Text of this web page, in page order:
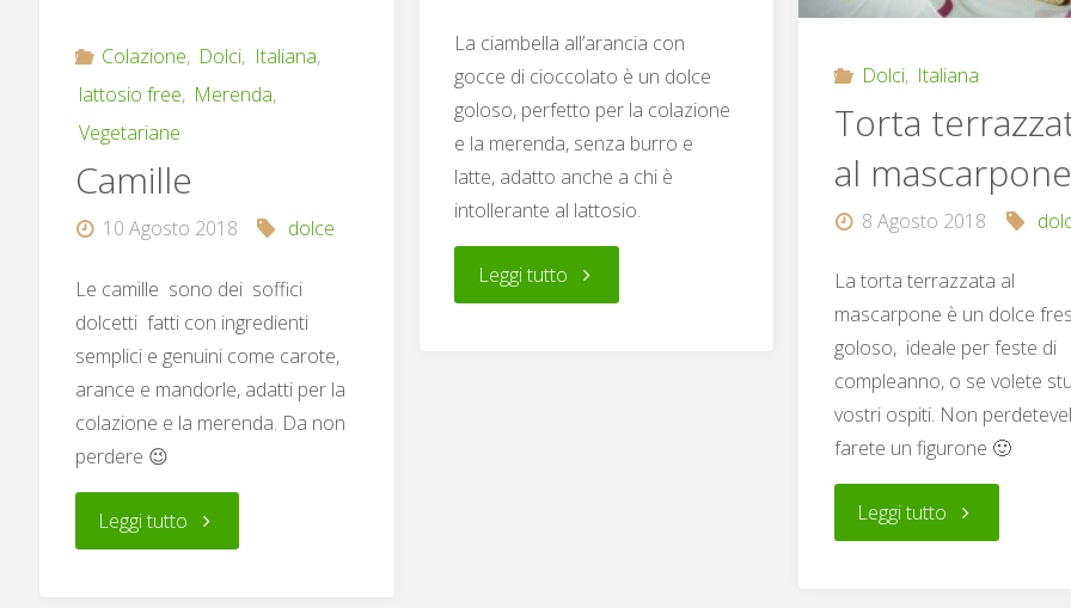
La ciambella all’arancia con
gocce di cioccolato è un dolce
goloso, perfetto per la colazione
e la merenda, senza burro e
latte, adatto anche a chi è
intollerante al lattosio.
Leggi tutto"Ciambella
Colazione, Dolci, Italiana,
lattosio free, Merenda,
Vegetariane
Camille
10 Agosto 2018 dolce
Le camille sono dei soffici
dolcetti fatti con ingredienti
semplici e genuini come carote,
arance e mandorle, adatti per la
colazione e la merenda. Da non
perdere 😉
Leggi tutto "Camille"
Dolci, Italiana
Torta
al
8 Agosto 2018
La torta terrazzata al
mascarpone è un dolce
goloso, ideale per feste di
compleanno, o se volete
vostri ospiti. Non
farete un figurone 🙂
Leggi tutto "Torta